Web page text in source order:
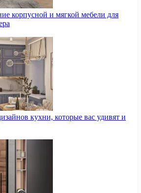
корпусной и мягкой мебели для
кухни, которые вас удивят и